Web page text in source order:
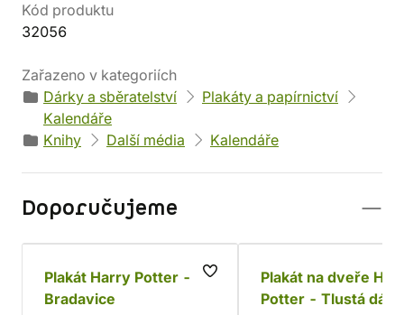
Kód produktu
32056
Zařazeno v kategoriích
Dárky a sběratelství
Plakáty a papírnictví
Kalendáře
Knihy
Další média Kalendáře
Doporučujeme
Plakát Harry Potter -
Bradavice
Plakát na dveře
Potter - Tlustá